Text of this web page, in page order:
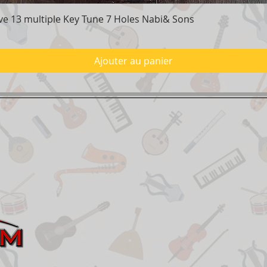
Aperçu rapide
13 multiple Key Tune 7 Holes Nabi& Sons
Ajouter au panier